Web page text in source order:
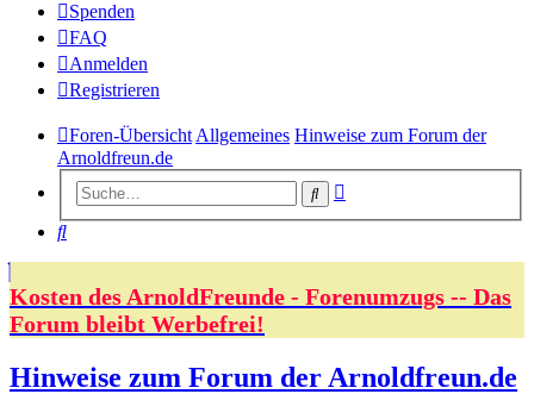
Spenden
FAQ
Anmelden
Registrieren
Foren-ÜbersichtAllgemeines Hinweise zum Forum der
Arnoldfreun.de
Suche
Suche
Kosten des ArnoldFreunde - Forenumzugs -- Das
Forum bleibt Werbefrei!
Hinweise zum Forum der Arnoldfreun.de